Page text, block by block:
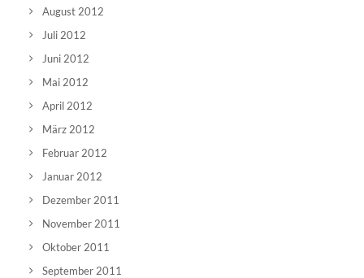
August 2012
Juli 2012
Juni 2012
Mai 2012
April 2012
März 2012
Februar 2012
Januar 2012
Dezember 2011
November 2011
Oktober 2011
September 2011